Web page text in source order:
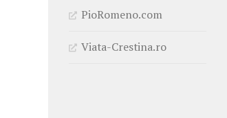
PioRomeno.com
Viata-Crestina.ro